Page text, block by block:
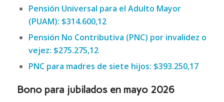
Pensión Universal para el Adulto Mayor
(PUAM): $314.600,12
Pensión No Contributiva (PNC) por invalidez o
vejez: $275.275,12
PNC para madres de siete hijos: $393.250,17
Bono para jubilados en mayo 2026